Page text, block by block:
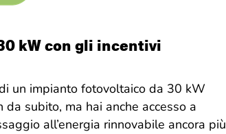
kW con gli incentivi
un impianto fotovoltaico da 30 kW
subito, ma hai anche accesso a
all’energia rinnovabile ancora più